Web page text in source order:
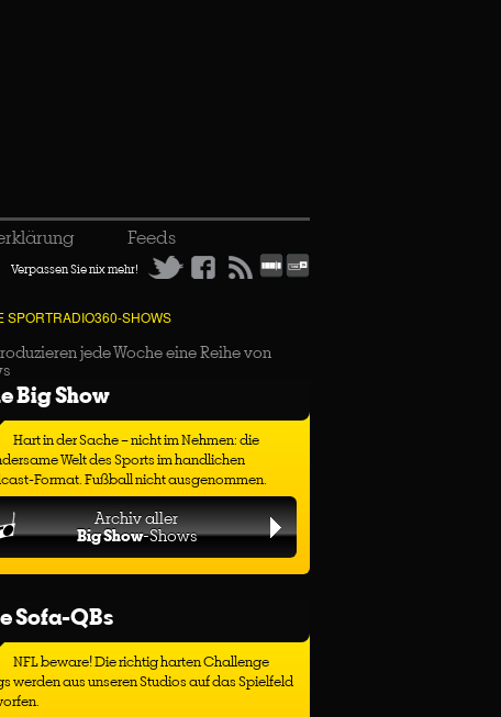
Feeds
Verpassen Sie nix mehr!
SPORTRADIO360-SHOWS
jede Woche eine Reihe von
Big Show
Hart in der Sache – nicht im Nehmen: die
Welt des Sports im handlichen
Format. Fußball nicht ausgenommen.
Archiv aller
Big Show-Shows
Sofa-QBs
NFL beware! Die richtig harten Challenge
werden aus unseren Studios auf das Spielfeld